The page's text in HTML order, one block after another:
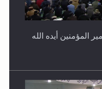
المؤمنين أيده الله